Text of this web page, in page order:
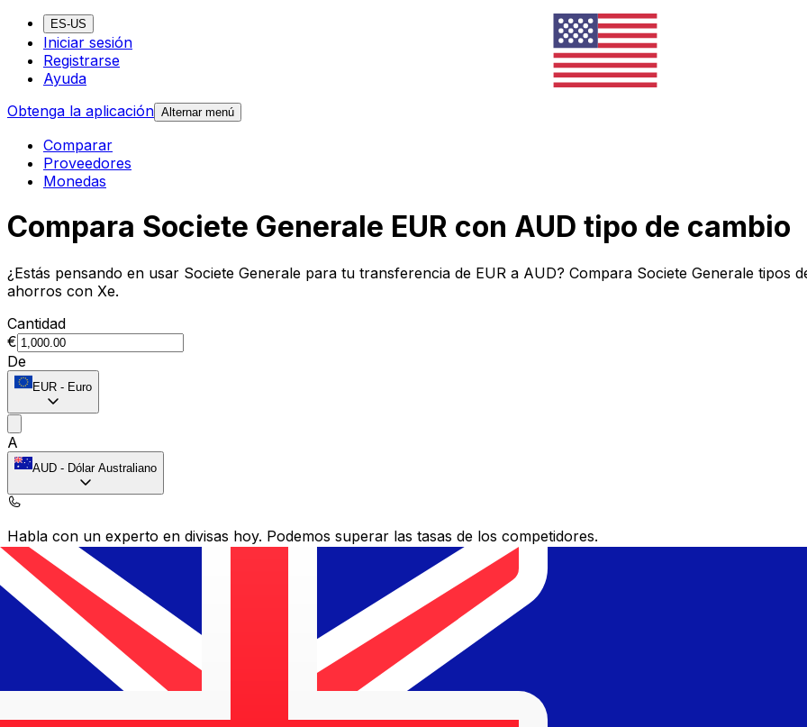
ES-US
Iniciar sesión
Registrarse
Ayuda
Obtenga la aplicación Alternar menú
Comparar
Proveedores
Monedas
Compara Societe Generale EUR con AUD tipo de cambio
¿Estás pensando en usar Societe Generale para tu transferencia de EUR a AUD? Compara Societe Generale tipos
ahorros con Xe.
Cantidad
€
De
EUR - Euro
A
AUD - Dólar Australiano
Habla con un experto en divisas hoy. Podemos superar las tasas de los competidores.
Programar una llamada
Proveedor